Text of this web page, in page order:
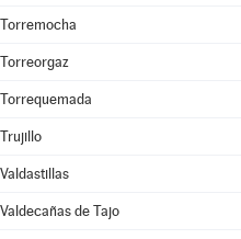
Torremocha
Torreorgaz
Torrequemada
Trujillo
Valdastillas
Valdecañas de Tajo